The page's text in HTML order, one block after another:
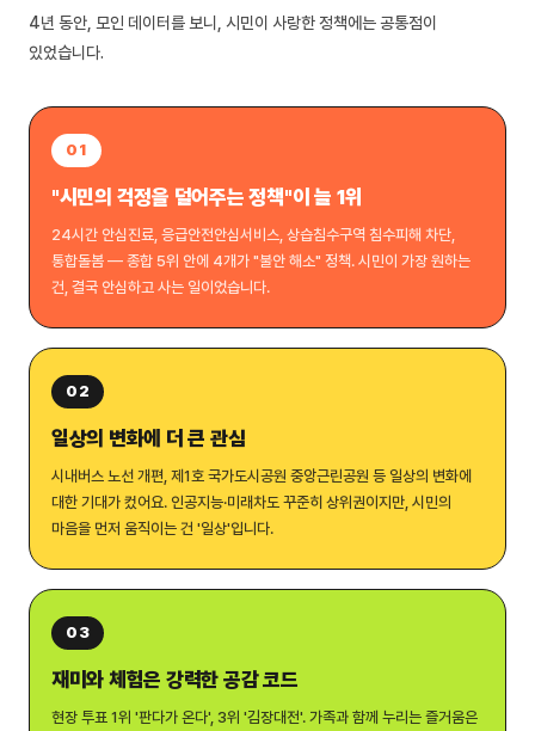
4년 동안, 모인 데이터를 보니, 시민이 사랑한 정책에는 공통점이
있었습니다.
01
"시민의 걱정을 덜어주는 정책"이 늘 1위
24시간 안심진료, 응급안전안심서비스, 상습침수구역 침수피해 차단,
통합돌봄 — 종합 5위 안에 4개가 "불안 해소" 정책. 시민이 가장 원하는
건, 결국 안심하고 사는 일이었습니다.
02
일상의 변화에 더 큰 관심
시내버스 노선 개편, 제1호 국가도시공원 중앙근린공원 등 일상의 변화에
대한 기대가 컸어요. 인공지능·미래차도 꾸준히 상위권이지만, 시민의
마음을 먼저 움직이는 건 '일상'입니다.
03
재미와 체험은 강력한 공감 코드
현장 투표 1위 '판다가 온다', 3위 '김장대전'. 가족과 함께 누리는 즐거움은